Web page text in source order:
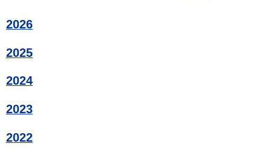
2026
2025
2024
2023
2022